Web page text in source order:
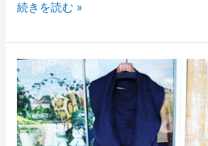
続きを読む »
オ
リ
ジ
ナ
ル